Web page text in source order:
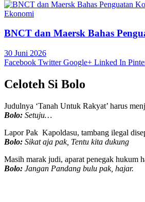
Ekonomi
BNCT dan Maersk Bahas
30 Juni 2026
Facebook Twitter Google+ Linked In
Celoteh Si Bolo
Judulnya ‘Tanah Untuk Rakyat’ harus
Bolo: Setuju…
Lapor Pak Kapoldasu, tambang ilegal
Bolo: Sikat aja pak, Tentu kita dukung
Masih marak judi, aparat penegak hukum
Bolo: Jangan Pandang bulu pak, hajar.